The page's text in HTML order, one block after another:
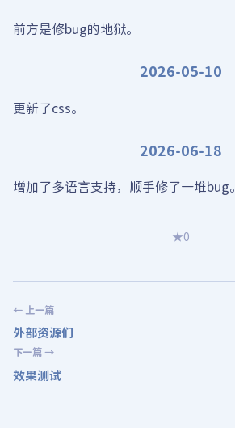
前方是修bug的地狱。
2026-05-10
更新了css。
2026-06-18
增加了多语言支持，顺手修了一堆bug。
★0
← 上一篇
外部资源们
下一篇 →
效果测试